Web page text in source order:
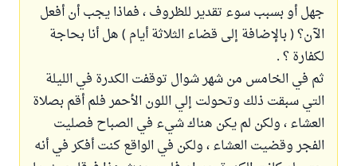
جهل أو بسبب سوء تقدير للظروف ، فماذا يجب أن أفعل
الآن؟ ( بالإضافة إلى قضاء الثلاثة أيام ) هل أنا بحاجة
لكفارة ؟ .
ثم في الخامس من شهر شوال توقفت الكدرة في الليلة
التي سبقت ذلك وتحولت إلي اللون الأحمر فلم أقم بصلاة
العشاء ، ولكن لم يكن هناك شيء في الصباح فصليت
الفجر وقضيت العشاء ، ولكن في الواقع كنت أفكر في أنه